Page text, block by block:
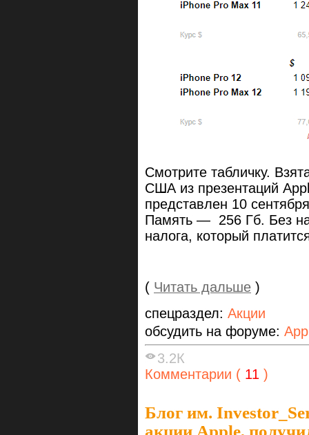
Смотрите табличку.
США из презентаций
представлен 10
Память — 256 Гб. Без
налога, который
( Читать дальше )
спецраздел: Акции
обсудить на форуме:
3.2К
Комментарии ( 11 )
Блог им.
акции Apple,